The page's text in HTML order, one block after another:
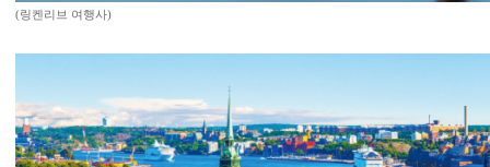
(링켄리브 여행사)